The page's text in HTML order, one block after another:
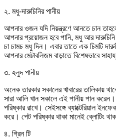
২. মধু-দারুচিনির পানীয়
আপনার ওজন যদি নিয়ন্ত্রণে আনতে চান
আপনার প্রয়োজন হবে পানি, মধু আর
চা চামচ মধু দিন। এবার তাতে এক চিমটি
আপনার মেটাবলিজম বাড়াতে বিশেষভাবে
৩. হলুদ পানীয়
অনেক তারকার সকালের খাবারের তালিকায়
সারা আলি খান সকালে এই পানীয় পান
পরিষ্কার রাখে। সেইসঙ্গে ব্যাক্টেরিয়াল
করে। পেট পরিষ্কার থাকা মানেই ব্লোটিং
৪. গ্রিন টি